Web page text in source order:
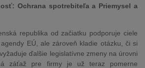
Ochrana spotrebiteľa a Priemysel a
republika od začiatku podporuje ciele
EÚ, ale zároveň kladie otázku, či si
ďalšie legislatívne zmeny na úrovni
záťaž pre firmy je už teraz pomerne